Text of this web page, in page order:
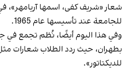
شعار «شريف كفى، اسمها آريامهر»،
للجامعة عند تأسيسها عام 1965.
وفي هذا اليوم أيضًا، نُظم تجمع في
بطهران، حيث ردد الطلاب شعارات
للديكتاتور».